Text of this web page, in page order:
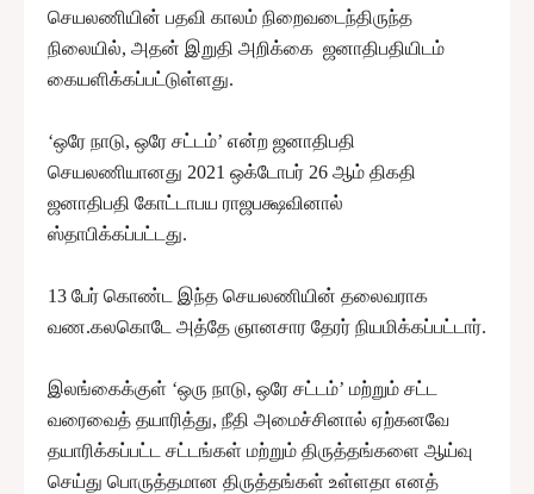
செயலணியின் பதவி காலம் நிறைவடைந்திருந்த
நிலையில், அதன் இறுதி அறிக்கை ஜனாதிபதியிடம்
கையளிக்கப்பட்டுள்ளது.
‘ஒரே நாடு, ஒரே சட்டம்’ என்ற ஜனாதிபதி
செயலணியானது 2021 ஒக்டோபர் 26 ஆம் திகதி
ஜனாதிபதி கோட்டாபய ராஜபக்ஷவினால்
ஸ்தாபிக்கப்பட்டது.
13 பேர் கொண்ட இந்த செயலணியின் தலைவராக
வண.கலகொடே அத்தே ஞானசார தேரர் நியமிக்கப்பட்டார்.
இலங்கைக்குள் ‘ஒரு நாடு, ஒரே சட்டம்’ மற்றும் சட்ட
வரைவைத் தயாரித்து, நீதி அமைச்சினால் ஏற்கனவே
தயாரிக்கப்பட்ட சட்டங்கள் மற்றும் திருத்தங்களை ஆய்வு
செய்து பொருத்தமான திருத்தங்கள் உள்ளதா எனத்